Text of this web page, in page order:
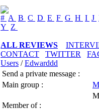
# A B C D E F G H I J
Y Z
ALL REVIEWS
CONTACT
TWITTER
Users /Edwarddd
Send a private message :
Main group :
Member of :